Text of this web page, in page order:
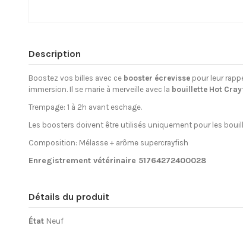
Description
Boostez vos billes avec ce booster écrevissepour leur
immersion. Il se marie à merveille avec la bouillette Hot
Trempage: 1 à 2h avant eschage.
Les boosters doivent être utilisés uniquement pour les
Composition: Mélasse + arôme supercrayfish
Enregistrement vétérinaire 51764272400028
Détails du produit
État Neuf